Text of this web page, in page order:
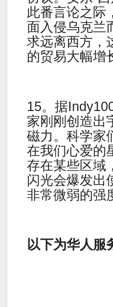
此番言论之际
面入侵乌克兰
求远离西方，
的贸易大幅增
15。据
家刚刚创造出
磁力。科学家
在我们心爱的
存在某些区域
闪光会爆发出
非常微弱的强
以下为华人服